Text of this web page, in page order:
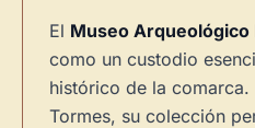
El Museo Arqueológico
como un custodio
histórico de la
Tormes, su colección